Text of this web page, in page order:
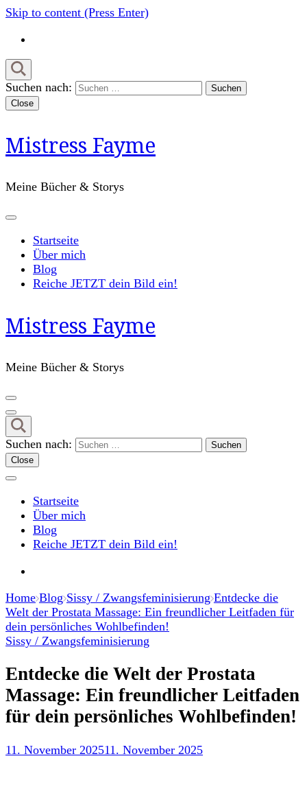
Skip to content (Press Enter)
Suchen nach:
Close
Mistress Fayme
Meine Bücher & Storys
Startseite
Über mich
Blog
Reiche JETZT dein Bild ein!
Mistress Fayme
Meine Bücher & Storys
Suchen nach:
Close
Startseite
Über mich
Blog
Reiche JETZT dein Bild ein!
Home Blog Sissy / Zwangsfeminisierung Entdecke die
Welt der Prostata Massage: Ein freundlicher Leitfaden für
dein persönliches Wohlbefinden!
Sissy / Zwangsfeminisierung
Entdecke die Welt der Prostata
Massage: Ein freundlicher Leitfaden
für dein persönliches Wohlbefinden!
11. November 202511. November 2025